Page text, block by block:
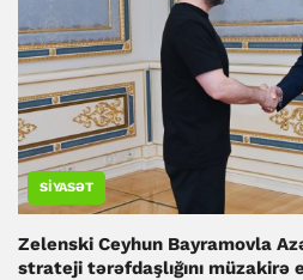
SIYASƏT
Zelenski Ceyhun Bayramovla
strateji tərəfdaşlığını müzakirə